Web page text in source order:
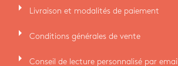
arrow_right Livraison et modalités de paiement
arrow_right Conditions générales de vente
arrow_right Conseil de lecture personnalisé par email